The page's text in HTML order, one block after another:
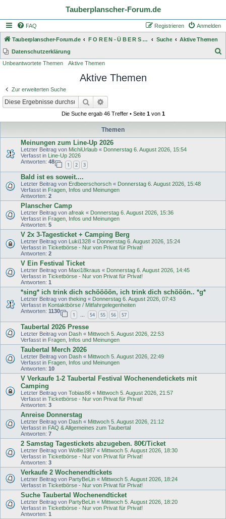
Tauberplanscher-Forum.de
FAQ Anmelden
Registrieren
Tauberplanscher-Forum.de F O R E N - Ü B E R S I C H T Suche
Aktive Themen
Datenschutzerklärung
Unbeantwortete Themen Aktive Themen
Aktive Themen
Zur erweiterten Suche
Suche
Die Suche ergab 46 Treffer • Seite 1von 1
Themen
Meinungen zum Line-Up 2026
Letzter Beitrag von MichiUrlaub « Donnerstag 6. August 2026, 15:54
Verfasst in Line-Up 2026
Antworten: 48
1 2 3
Bald ist es soweit....
Letzter Beitrag von Erdbeerschorsch « Donnerstag 6. August 2026, 15:48
Verfasst in Fragen, Infos und Meinungen
Antworten: 2
Planscher Camp
Letzter Beitrag von afreak « Donnerstag 6. August 2026, 15:36
Verfasst in Fragen, Infos und Meinungen
Antworten: 5
V 2x 3-Tagesticket + Camping Berg
Letzter Beitrag von Luki1328 « Donnerstag 6. August 2026, 15:24
Verfasst in Ticketbörse - Nur von Privat für Privat!
Antworten: 2
V Ein Festival Ticket
Letzter Beitrag von Maxi18kraus « Donnerstag 6. August 2026, 14:45
Verfasst in Ticketbörse - Nur von Privat für Privat!
Antworten: 1
*sing* ich trink dich schöööön, ich trink dich schööön.. *g*
Letzter Beitrag von theking « Donnerstag 6. August 2026, 07:43
Verfasst in Kontaktbörse / Mitfahrgelegenheiten
Antworten: 1130
1 … 54 55 56 57
Taubertal 2026 Presse
Letzter Beitrag von Dash « Mittwoch 5. August 2026, 22:53
Verfasst in Fragen, Infos und Meinungen
Taubertal Merch 2026
Letzter Beitrag von Dash « Mittwoch 5. August 2026, 22:49
Verfasst in Fragen, Infos und Meinungen
Antworten: 10
V Verkaufe 1-2 Taubertal Festival Wochenendetickets mit
Camping
Letzter Beitrag von Tobias86 « Mittwoch 5. August 2026, 21:57
Verfasst in Ticketbörse - Nur von Privat für Privat!
Antworten: 3
Anreise Donnerstag
Letzter Beitrag von Dash « Mittwoch 5. August 2026, 21:12
Verfasst in FAQ & Allgemeines zum Taubertal
Antworten: 7
2 Samstag Tagestickets abzugeben. 80€/Ticket
Letzter Beitrag von Wolfie1987 « Mittwoch 5. August 2026, 18:30
Verfasst in Ticketbörse - Nur von Privat für Privat!
Antworten: 3
Verkaufe 2 Wochenendtickets
Letzter Beitrag von PartyBeLin « Mittwoch 5. August 2026, 18:24
Verfasst in Ticketbörse - Nur von Privat für Privat!
Suche Taubertal Wochenendticket
Letzter Beitrag von PartyBeLin « Mittwoch 5. August 2026, 18:20
Verfasst in Ticketbörse - Nur von Privat für Privat!
Antworten: 1